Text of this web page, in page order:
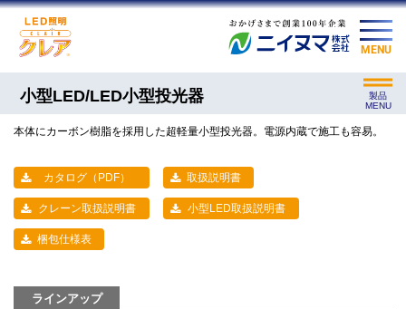
MENU
小型LED/LED小型投光器
製品
MENU
本体にカーボン樹脂を採用した超軽量小型投光器。電源内蔵で施工も容易。
カタログ（PDF） 取扱説明書
クレーン取扱説明書 小型LED取扱説明書
梱包仕様表
ラインアップ